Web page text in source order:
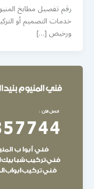
رقم تفصيل مطابخ
خدمات التصميم أو
ورخيص […]